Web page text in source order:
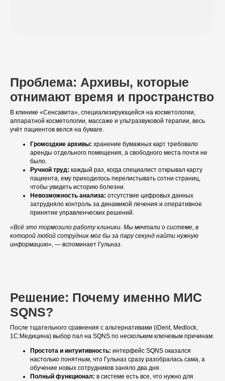
Проблема: Архивы, которые
отнимают время и пространство
В клинике «Сенсавита», специализирующейся на косметологии,
аппаратной косметологии, массаже и ультразвуковой терапии, весь
учёт пациентов велся на бумаге.
Громоздкие архивы: хранение бумажных карт требовало
аренды отдельного помещения, а свободного места почти не
было.
Ручной труд: каждый раз, когда специалист открывал карту
пациента, ему приходилось перелистывать сотни страниц,
чтобы увидеть историю болезни.
Невозможность анализа: отсутствие цифровых данных
затрудняло контроль за динамикой лечения и оперативное
принятие управленческих решений.
«Всё это тормозило работу клиники. Мы мечтали о системе, в
которой любой сотрудник мог бы за пару секунд найти нужную
информацию», — вспоминает Гульназ.
Решение: Почему именно МИС
SQNS?
После тщательного сравнения с альтернативами (iDent, Medlock,
1С:Медицина) выбор пал на SQNS по нескольким ключевым причинам:
Простота и интуитивность: интерфейс SQNS оказался
настолько понятным, что Гульназ сразу разобралась сама, а
обучение новых сотрудников заняло два дня.
Полный функционал: в системе есть все, что нужно для